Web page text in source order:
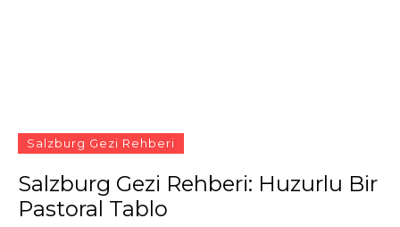
Salzburg Gezi Rehberi
Salzburg Gezi Rehberi: Huzurlu Bir
Pastoral Tablo